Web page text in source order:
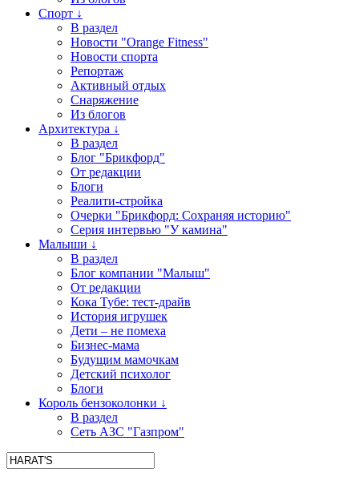
Спорт ↓
В раздел
Новости "Orange Fitness"
Новости спорта
Репортаж
Активный отдых
Снаряжение
Из блогов
Архитектура ↓
В раздел
Блог "Брикфорд"
От редакции
Блоги
Реалити-стройка
Очерки "Брикфорд: Сохраняя историю"
Серия интервью "У камина"
Малыши ↓
В раздел
Блог компании "Малыш"
От редакции
Кока Тубе: тест-драйв
История игрушек
Дети – не помеха
Бизнес-мама
Будущим мамочкам
Детский психолог
Блоги
Король бензоколонки ↓
В раздел
Сеть АЗС "Газпром"